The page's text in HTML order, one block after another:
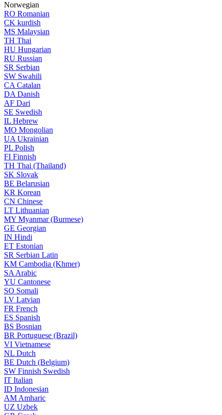
Norwegian
RO Romanian
CK kurdish
MS Malaysian
TH Thai
HU Hungarian
RU Russian
SR Serbian
SW Swahili
CA Catalan
DA Danish
AF Dari
SE Swedish
IL Hebrew
MO Mongolian
UA Ukrainian
PL Polish
FI Finnish
TH Thai (Thailand)
SK Slovak
BE Belarusian
KR Korean
CN Chinese
LT Lithuanian
MY Myanmar (Burmese)
GE Georgian
IN Hindi
ET Estonian
SR Serbian Latin
KM Cambodia (Khmer)
SA Arabic
YU Cantonese
SO Somali
LV Latvian
FR French
ES Spanish
BS Bosnian
BR Portuguese (Brazil)
VI Vietnamese
NL Dutch
BE Dutch (Belgium)
SW Finnish Swedish
IT Italian
ID Indonesian
AM Amharic
UZ Uzbek